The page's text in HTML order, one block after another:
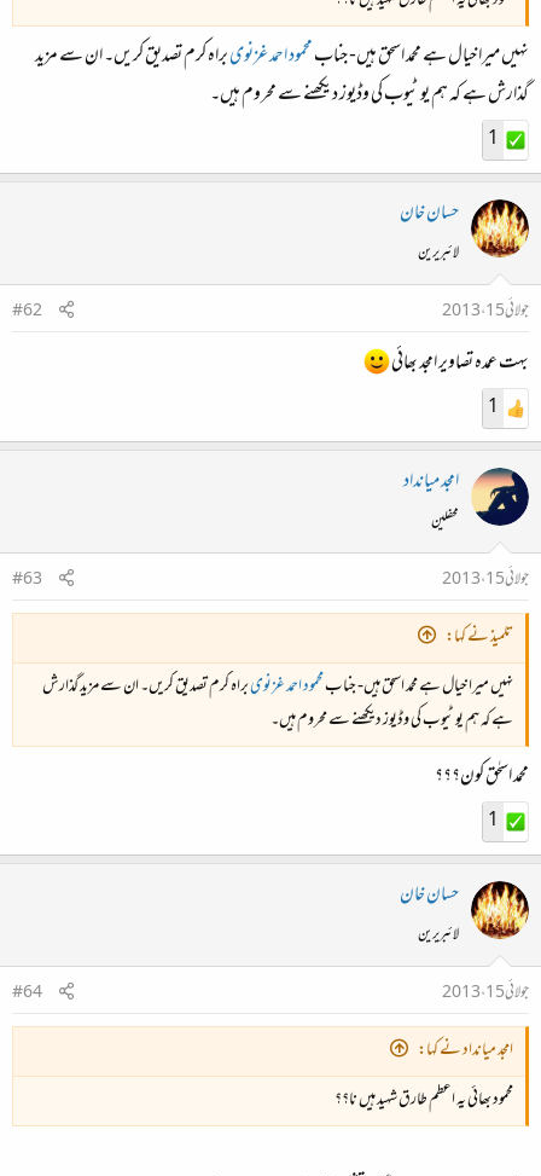
نہیں میرا خیال ہے محمد اسحق ہیں- جنابمحمود احمد غزنویبراہ کرم تصدیق کریں۔ ان سے مزید
گذارش ہے کہ ہم یو ٹیوب کی وڈیوز دیکھنے سے محروم ہیں۔
1
حسان خان
لائبریرین
جولائی 15، 2013
#62
بہت عمدہ تصاویر امجد بھائی
1
امجد میانداد
محفلین
جولائی 15، 2013
#63
تلمیذ نے کہا:
نہیں میرا خیال ہے محمد اسحق ہیں- جنابمحمود احمد غزنویبراہ کرم تصدیق کریں۔ ان سے مزید گذارش
ہے کہ ہم یو ٹیوب کی وڈیوز دیکھنے سے محروم ہیں۔
محمد اسحٰق کون؟؟؟
1
حسان خان
لائبریرین
جولائی 15، 2013
#64
امجد میانداد نے کہا:
محمود بھائی یہ اعظم طارق شہید ہیں نا؟؟